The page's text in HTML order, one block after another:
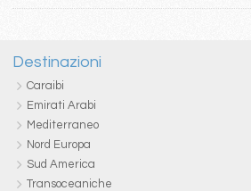
Destinazioni
Caraibi
Emirati Arabi
Mediterraneo
Nord Europa
Sud America
Transoceaniche